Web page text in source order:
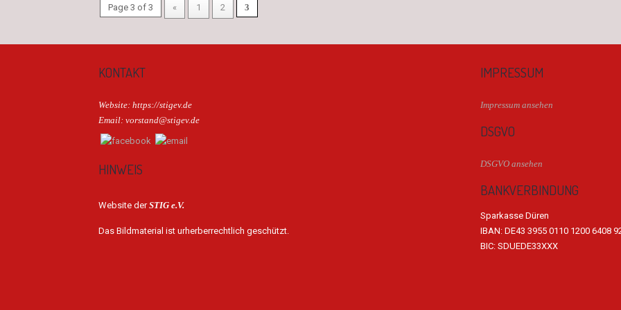
Page 3 of 3 « 1 2 3
KONTAKT
Website: https://stigev.de
Email: vorstand@stigev.de
HINWEIS
Website derSTIG e.V.
Das Bildmaterial ist urherberrechtlich geschützt.
IMPRESSUM
Impressum ansehen
DSGVO
DSGVO ansehen
BANKVERBINDUNG
Sparkasse Düren
IBAN: DE43 3955 0110 1200 6408
BIC: SDUEDE33XXX